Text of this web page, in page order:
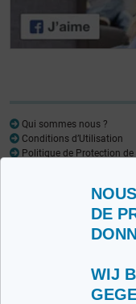
DE
WIJ
Qui sommes nous ?
Conditions d’Utilisation
Politique de Protection de
Toutes les thématiques
Ce site